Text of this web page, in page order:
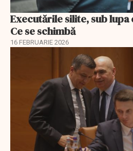
Executările silite, sub
Ce se schimbă
16 FEBRUARIE 2026